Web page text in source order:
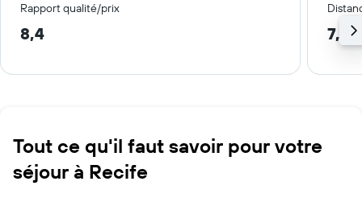
Rapport qualité/prix
8,4 7,6
Tout ce qu'il faut savoir pour votre
séjour à Recife